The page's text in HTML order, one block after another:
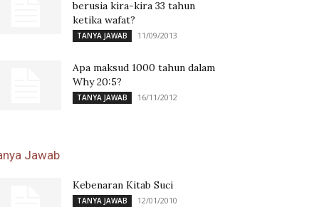
berusia kira-kira 33 tahun
ketika wafat?
TANYA JAWAB 11/09/2013
Apa maksud 1000 tahun dalam
Why 20:5?
TANYA JAWAB 16/11/2012
Jawab
Kebenaran Kitab Suci
TANYA JAWAB 12/01/2010